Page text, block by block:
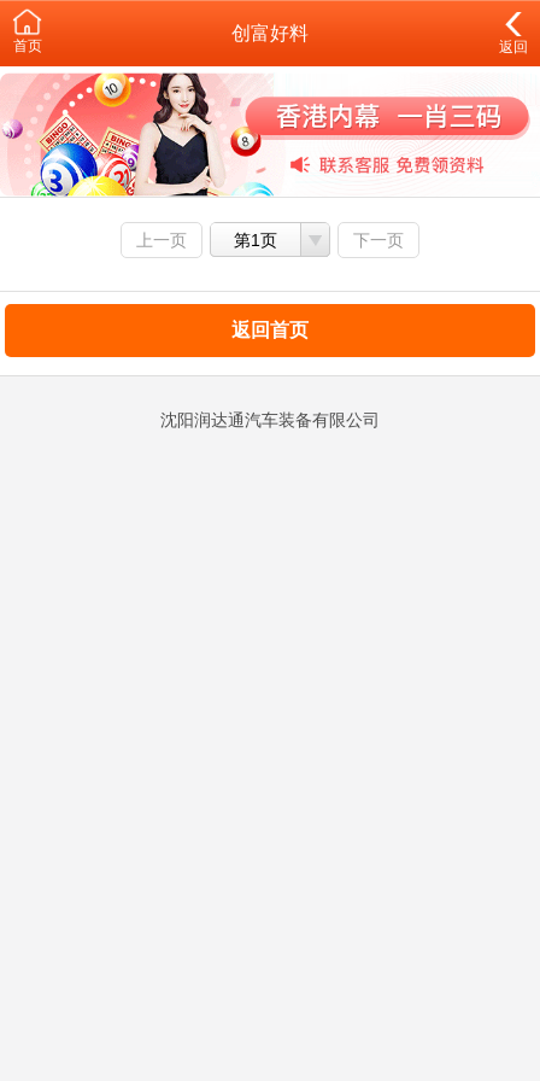
首页
创富好料
返回
上一页 第1页 下一页
返回首页
沈阳润达通汽车装备有限公司